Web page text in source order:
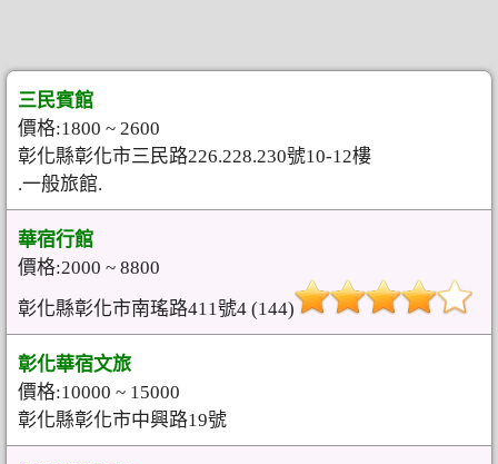
三民賓館
價格:1800 ~ 2600
彰化縣彰化市三民路226.228.230號10-12樓
.一般旅館.
華宿行館
價格:2000 ~ 8800
彰化縣彰化市南瑤路411號4 (144)
彰化華宿文旅
價格:10000 ~ 15000
彰化縣彰化市中興路19號